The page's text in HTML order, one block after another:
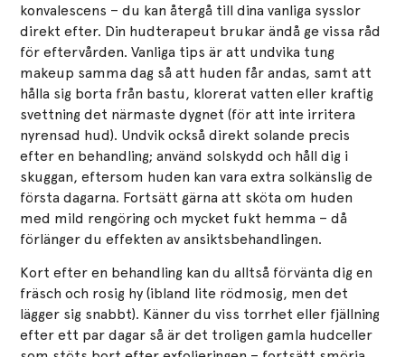
konvalescens – du kan återgå till dina vanliga sysslor
direkt efter. Din hudterapeut brukar ändå ge vissa råd
för eftervården. Vanliga tips är att undvika tung
makeup samma dag så att huden får andas, samt att
hålla sig borta från bastu, klorerat vatten eller kraftig
svettning det närmaste dygnet (för att inte irritera
nyrensad hud). Undvik också direkt solande precis
efter en behandling; använd solskydd och håll dig i
skuggan, eftersom huden kan vara extra solkänslig de
första dagarna​. Fortsätt gärna att sköta om huden
med mild rengöring och mycket fukt hemma – då
förlänger du effekten av ansiktsbehandlingen.
Kort efter en behandling kan du alltså förvänta dig en
fräsch och rosig hy (ibland lite rödmosig, men det
lägger sig snabbt). Känner du viss torrhet eller fjällning
efter ett par dagar så är det troligen gamla hudceller